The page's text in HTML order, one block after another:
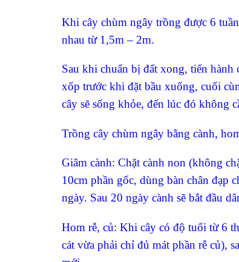
Khi cây chùm ngây trồng được 6
nhau từ 1,5m – 2m.
Sau khi chuẩn bị đất xong, tiến
xốp trước khi đặt bầu xuống, cuối
cây sẽ sống khỏe, đến lúc đó không
Trồng cây chùm ngây bằng cành,
Giâm cành: Chặt cành non (không
10cm phần gốc, dùng bàn chân đạp
ngày. Sau 20 ngày cành sẽ bắt đầu
Hom rễ, củ: Khi cây có độ tuổi từ 6
cát vừa phải chỉ đủ mát phần rễ củ),